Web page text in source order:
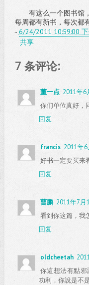
有这么一个图书馆，
每周都有新书，每次都
- 6/24/2011 10:59:00
共享
7 条评论:
董一点 2011年6
你们单位真好，
回复
francis 2011年
好书一定要买来
回复
曹鹏 2011年7月
看到你这篇，我
回复
oldcheetah
你這想法有點
功利，你說是不